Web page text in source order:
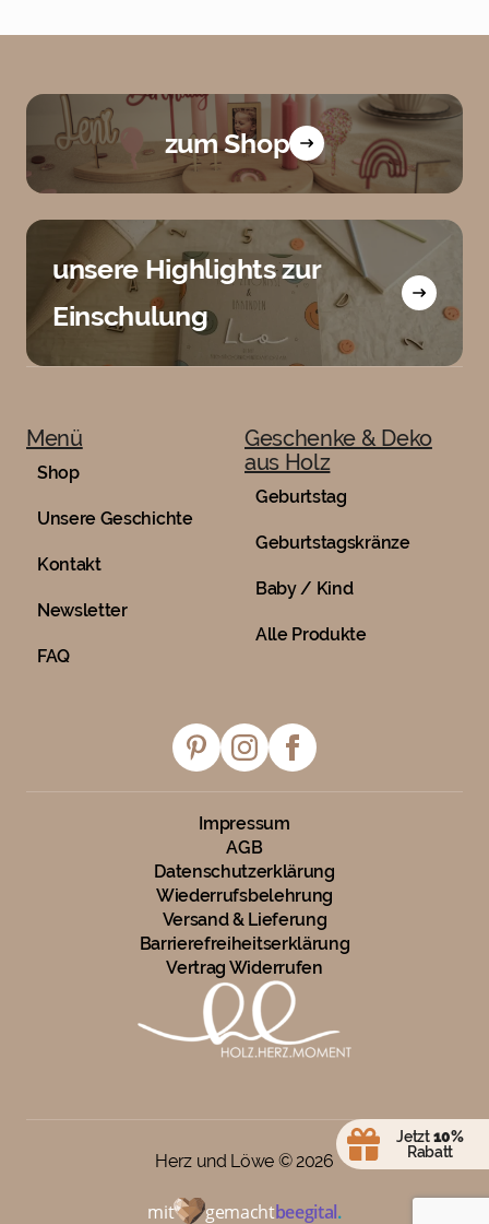
zum Shop
unsere Highlights zur
Einschulung
Menü
Shop
Unsere Geschichte
Kontakt
Newsletter
FAQ
Geschenke & Deko
aus Holz
Geburtstag
Geburtstagskränze
Baby / Kind
Alle Produkte
Impressum
AGB
Datenschutzerklärung
Wiederrufsbelehrung
Versand & Lieferung
Barrierefreiheitserklärung
Vertrag Widerrufen
Herz und Löwe ©2026
mit gemachtbeegital.
Jetzt10%
Rabatt